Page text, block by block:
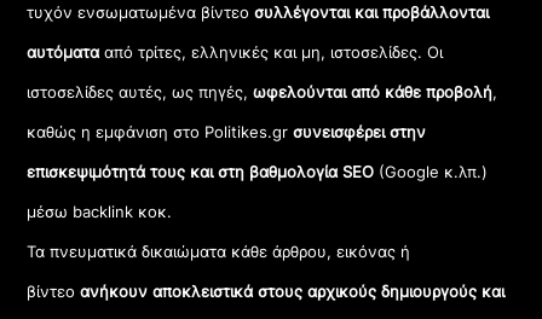
τυχόν ενσωματωμένα βίντεοσυλλέγονται και προβάλλονται
αυτόματααπό τρίτες, ελληνικές και μη, ιστοσελίδες. Οι
ιστοσελίδες αυτές, ως πηγές,ωφελούνται από κάθε προβολή,
καθώς η εμφάνιση στο Politikes.gr συνεισφέρει στην
επισκεψιμότητά τους και στη βαθμολογία SEO (Google κ.λπ.)
μέσω backlink κοκ.
Τα πνευματικά δικαιώματα κάθε άρθρου, εικόνας ή
βίντεοανήκουν αποκλειστικά στους αρχικούς δημιουργούς και